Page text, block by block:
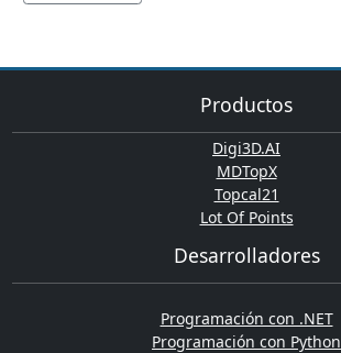
Productos
Digi3D.AI
MDTopX
Topcal21
Lot Of Points
Desarrolladores
Programación con .NET
Programación con Python